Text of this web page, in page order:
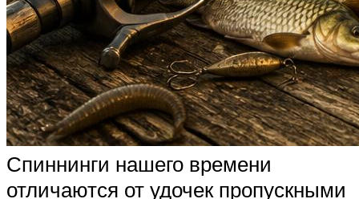
Спиннинги нашего времени
отличаются от удочек пропускными